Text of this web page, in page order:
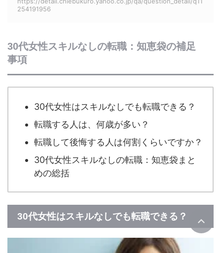
254191956
30代女性スキルなしの転職：知恵袋の補足
事項
30代女性はスキルなしでも転職できる？
転職する人は、何歳が多い？
転職して後悔する人は何割くらいですか？
30代女性スキルなしの転職：知恵袋まと
めの総括
30代女性はスキルなしでも転職できる？